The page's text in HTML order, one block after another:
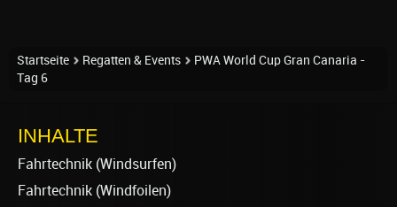
Startseite Regatten & Events
PWA World Cup Gran Canaria -
Tag 6
INHALTE
Fahrtechnik (Windsurfen)
Fahrtechnik (Windfoilen)